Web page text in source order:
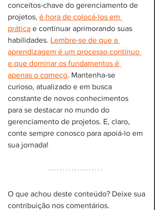
conceitos-chave do gerenciamento de
projetos, é hora de colocá-los em
prática e continuar aprimorando suas
habilidades. Lembre-se de que a
aprendizagem é um processo contínuo
e que dominar os fundamentos é
apenas o começo. Mantenha-se
curioso, atualizado e em busca
constante de novos conhecimentos
para se destacar no mundo do
gerenciamento de projetos. E, claro,
conte sempre conosco para apoiá-lo em
sua jornada!
O que achou deste conteúdo? Deixe sua
contribuição nos comentários.